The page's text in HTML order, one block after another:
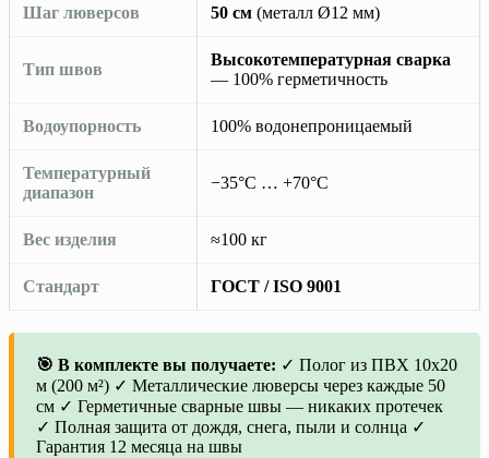
Шаг люверсов 50 см (металл Ø12 мм)
Тип швов
Высокотемпературная сварка
— 100% герметичность
Водоупорность 100% водонепроницаемый
Температурный
диапазон
−35°C … +70°C
Вес изделия ≈100 кг
Стандарт ГОСТ / ISO 9001
🎯 В комплекте вы получаете: ✓ Полог из ПВХ 10х20
м (200 м²) ✓ Металлические люверсы через каждые 50
см ✓ Герметичные сварные швы — никаких протечек
✓ Полная защита от дождя, снега, пыли и солнца ✓
Гарантия 12 месяца на швы